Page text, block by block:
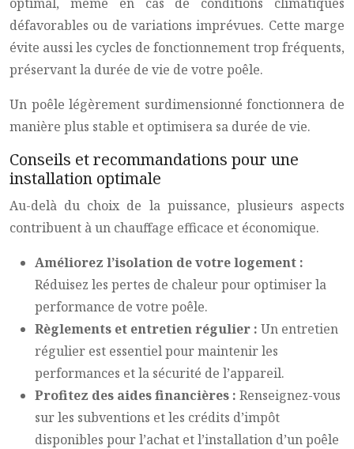
défavorables ou de variations imprévues. Cette marge
évite aussi les cycles de fonctionnement trop fréquents,
préservant la durée de vie de votre poêle.
Un poêle légèrement surdimensionné fonctionnera de
manière plus stable et optimisera sa durée de vie.
Conseils et recommandations pour une
installation optimale
Au-delà du choix de la puissance, plusieurs aspects
contribuent à un chauffage efficace et économique.
Améliorez l’isolation de votre logement :
Réduisez les pertes de chaleur pour optimiser la
performance de votre poêle.
Règlements et entretien régulier : Un entretien
régulier est essentiel pour maintenir les
performances et la sécurité de l’appareil.
Profitez des aides financières : Renseignez-vous
sur les subventions et les crédits d’impôt
disponibles pour l’achat et l’installation d’un poêle